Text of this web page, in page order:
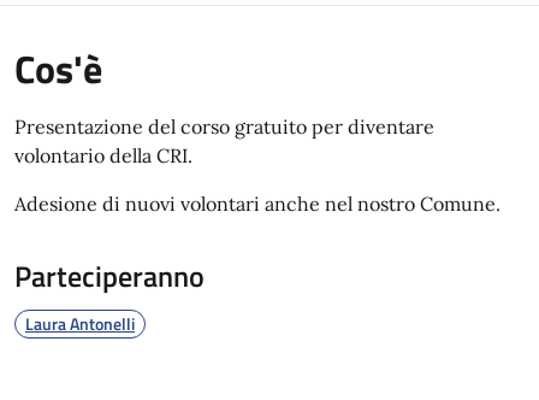
Cos'è
Presentazione del corso gratuito per diventare
volontario della CRI.
Adesione di nuovi volontari anche nel nostro Comune.
Parteciperanno
Laura Antonelli